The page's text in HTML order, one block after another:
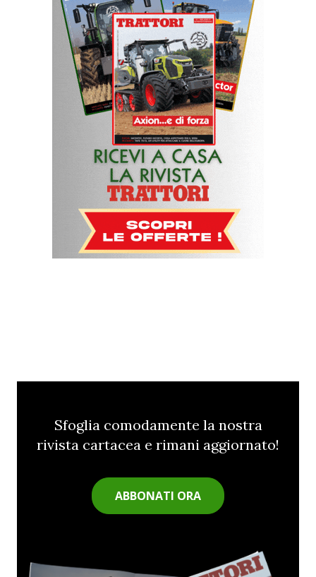
Sfoglia comodamente la nostra
rivista cartacea e rimani aggiornato!
ABBONATI ORA